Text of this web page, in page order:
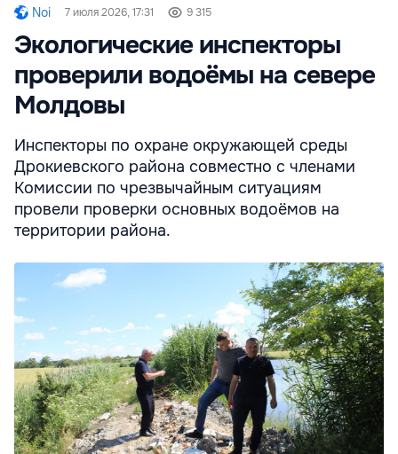
Noi 7 июля 2026, 17:31 9 315
Экологические инспекторы
проверили водоёмы на севере
Молдовы
Инспекторы по охране окружающей среды
Дрокиевского района совместно с членами
Комиссии по чрезвычайным ситуациям
провели проверки основных водоёмов на
территории района.